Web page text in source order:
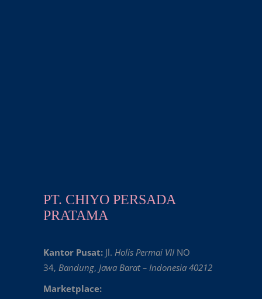
PT. CHIYO PERSADA
PRATAMA
Kantor Pusat: Jl. Holis Permai VII NO
34, Bandung, Jawa Barat – Indonesia 40212
Marketplace: